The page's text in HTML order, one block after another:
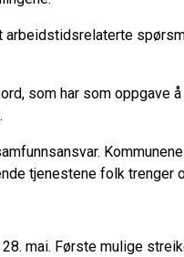
som har som oppgave
tjenestene folk trenger
mai. Første mulige